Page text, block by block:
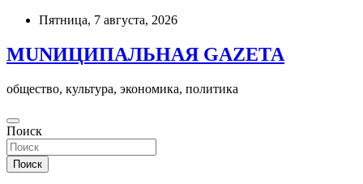
Skip
content
Пятница, 7 августа, 2026
MUNИЦИПАЛЬНАЯ GAZЕТА
общество, культура, экономика, политика
Поиск
Поиск